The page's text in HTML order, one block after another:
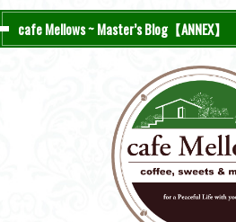
cafe Mellows ~ Master’s Blog【ANNEX】